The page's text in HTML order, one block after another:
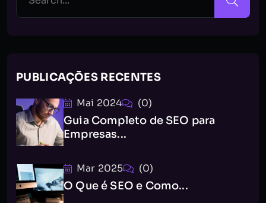
PUBLICAÇÕES RECENTES
Mai 2024 (0)
Guia Completo de SEO para
Empresas...
Mar 2025 (0)
O Que é SEO e Como...